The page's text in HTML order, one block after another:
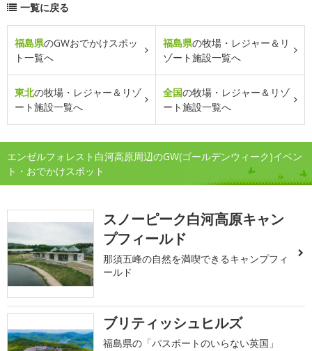
一覧に戻る
福島県のGWおでかけスポッ
ト一覧へ
福島県の牧場・レジャー＆リ
ゾート施設一覧へ
東北の牧場・レジャー＆リゾ
ート施設一覧へ
全国の牧場・レジャー＆リゾ
ート施設一覧へ
エンゼルフォレスト白河高原周辺のGW(ゴールデンウィーク)イベン
ト・おでかけスポット
スノーピーク白河高原キャン
プフィールド
那須五峰の自然を満喫できるキャンプフィ
ールド
ブリティッシュヒルズ
福島県の「パスポートのいらない英国」